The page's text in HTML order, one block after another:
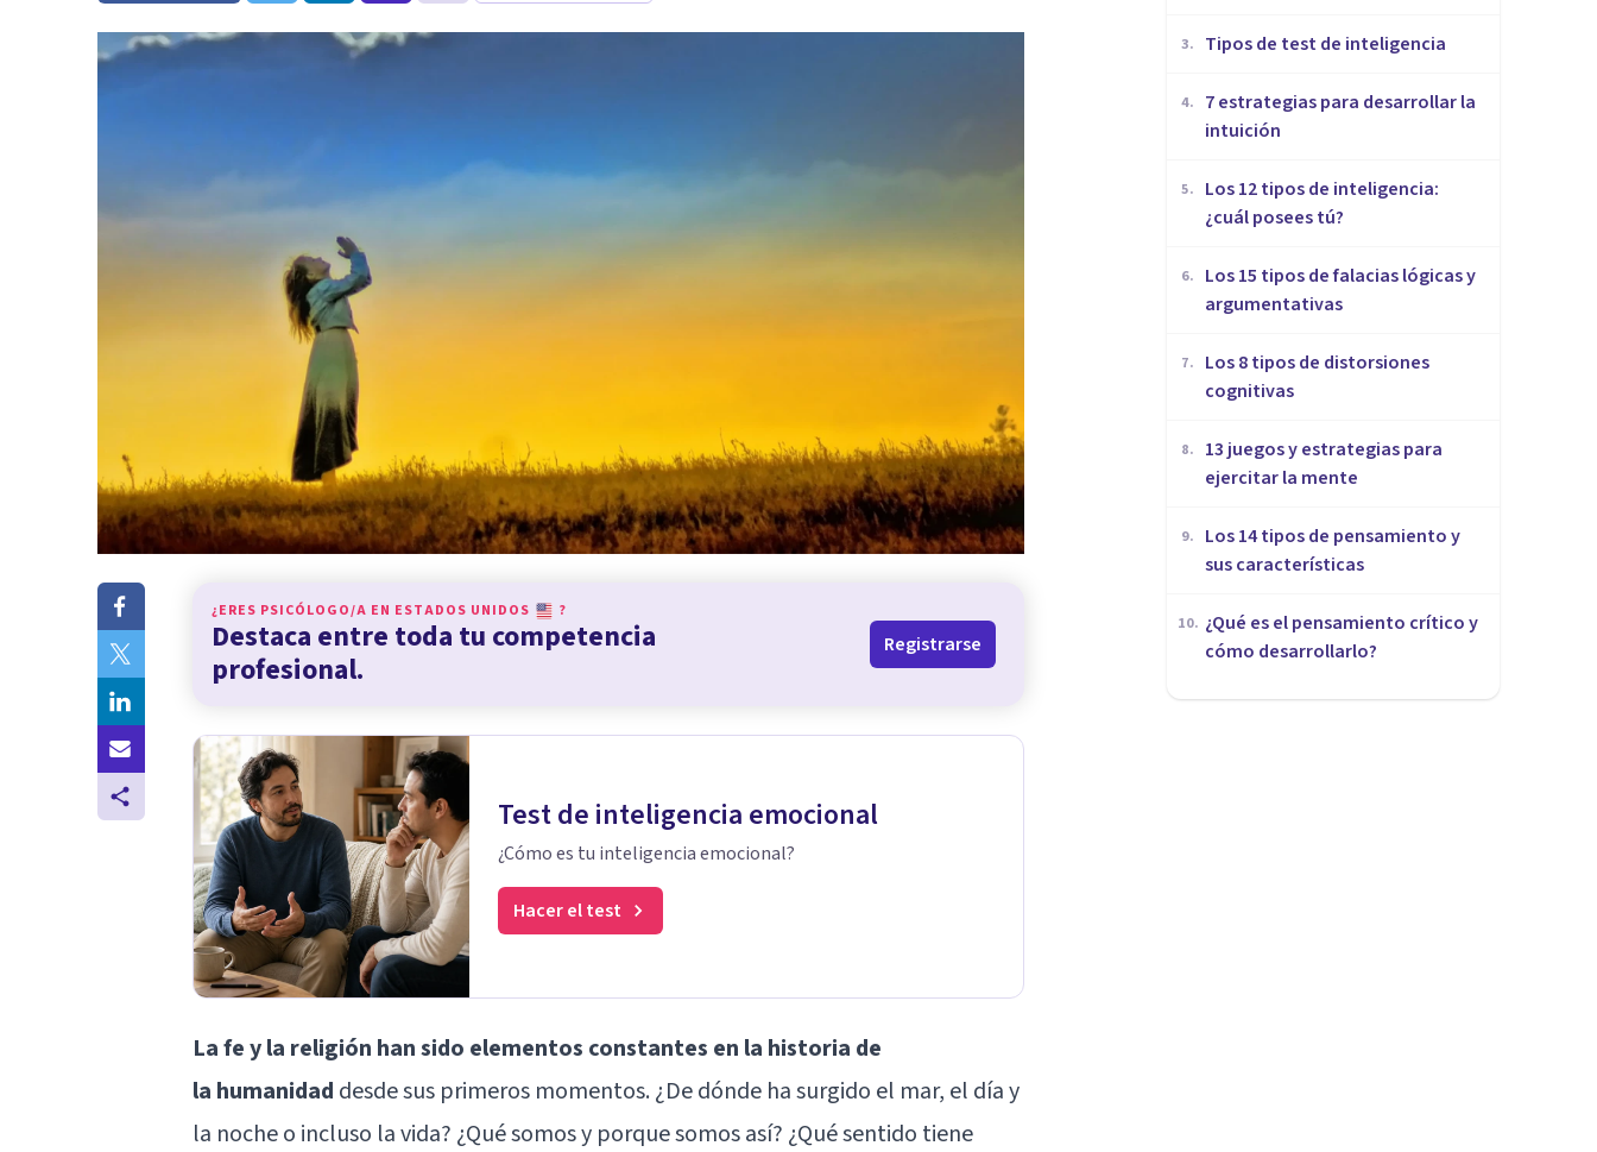
¿ERES PSICÓLOGO/A EN ESTADOS UNIDOS ?
Destaca entre toda tu competencia
profesional.
Registrarse
Test de inteligencia emocional
¿Cómo es tu inteligencia emocional?
Hacer el test
La fe y la religión han sido elementos constantes en la historia de
la humanidad desde sus primeros momentos. ¿De dónde ha surgido el mar, el día y
la noche o incluso la vida? ¿Qué somos y porque somos así? ¿Qué sentido tiene
3. ​Tipos de test de inteligencia
4.
7 estrategias para desarrollar la
intuición
5.
Los 12 tipos de inteligencia:
¿cuál posees tú?
6.
Los 15 tipos de falacias lógicas y
argumentativas
7.
Los 8 tipos de distorsiones
cognitivas
8.
13 juegos y estrategias para
ejercitar la mente
9.
Los 14 tipos de pensamiento y
sus características
10. ¿Qué es el pensamiento crítico y
cómo desarrollarlo?